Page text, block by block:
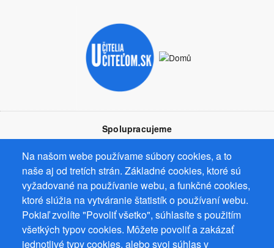
Na našom webe používame súbory cookies, a to
naše aj od tretích strán. Základné cookies, ktoré sú
vyžadované na používanie webu, a funkčné cookies,
ktoré slúžia na vytváranie štatistík o používaní webu.
Pokiaľ zvolíte "Povoliť všetko", súhlasíte s použitím
všetkých typov cookies. Môžete povoliť a zakázať
jednotlivé typy cookies, alebo svoj súhlas v
Spolupracujeme
Prevádzkovateľ: Mgr. Bc. Žaneta Radimecká, MBA, Ostrov 256, 561
22 Ostrov, IČ 08993033, DIČ CZ9161263958
© 2026
PuzzleWebs s.r.o.